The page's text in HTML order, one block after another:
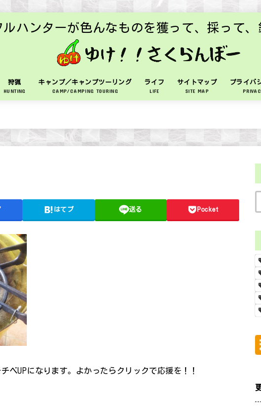
ルハンターが色んなものを獲って、採って
狩猟
HUNTING
キャンプ／キャンプツーリング
CAMP/CAMPING TOURING
ライフ
LIFE
サイトマップ
SITE MAP
プライバ
はてブ 送る Pocket
ベUPになります。よかったらクリックで応援を！！